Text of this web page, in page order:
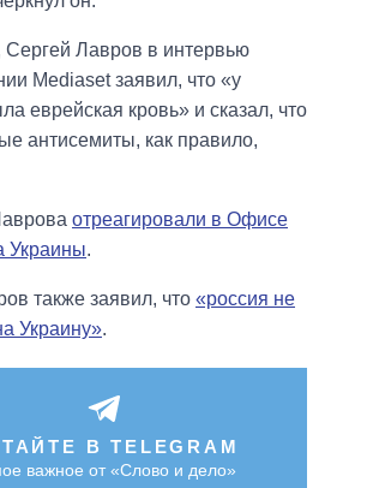
Лавров в интервью
Mediaset заявил, что «у
еврейская кровь» и сказал, что
антисемиты, как правило,
отреагировали в Офисе
Украины.
также заявил, что «россия не
Украину».
В TELEGRAM
важное от «Слово и дело»